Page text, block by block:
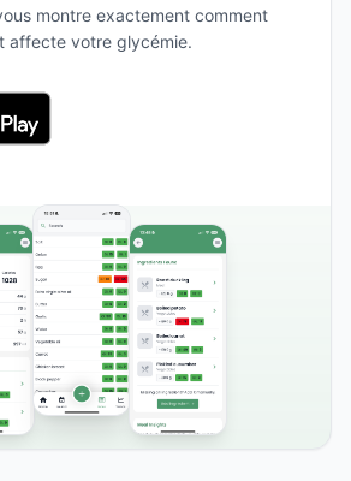
montre exactement comment
affecte votre glycémie.